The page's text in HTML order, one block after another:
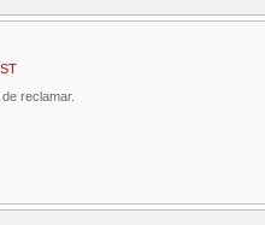
reclamar.